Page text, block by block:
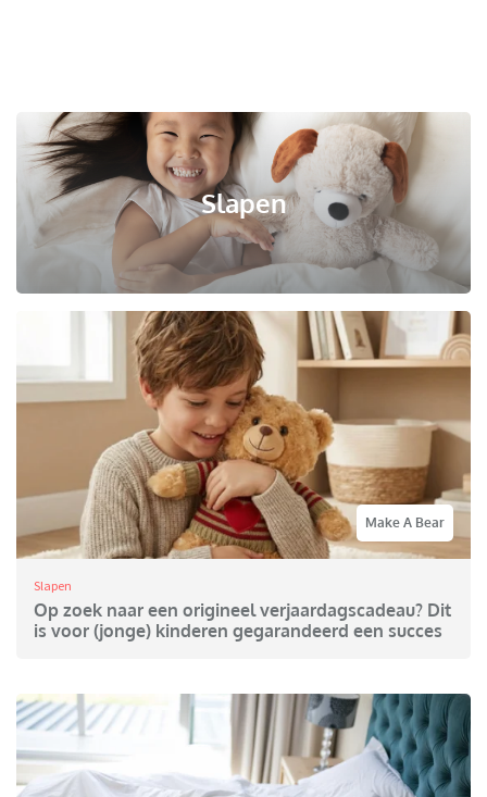
Slapen
Make A Bear
Slapen
Op zoek naar een origineel verjaardagscadeau? Dit
is voor (jonge) kinderen gegarandeerd een succes